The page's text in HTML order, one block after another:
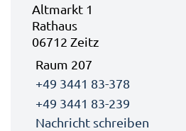
Altmarkt 1
Rathaus
06712 Zeitz
Raum 207
+49 3441 83-378
+49 3441 83-239
Nachricht schreiben